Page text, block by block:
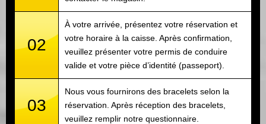
02
À votre arrivée, présentez votre réservation et
votre horaire à la caisse. Après confirmation,
veuillez présenter votre permis de conduire
valide et votre pièce d’identité (passeport).
03
Nous vous fournirons des bracelets selon la
réservation. Après réception des bracelets,
veuillez remplir notre questionnaire.